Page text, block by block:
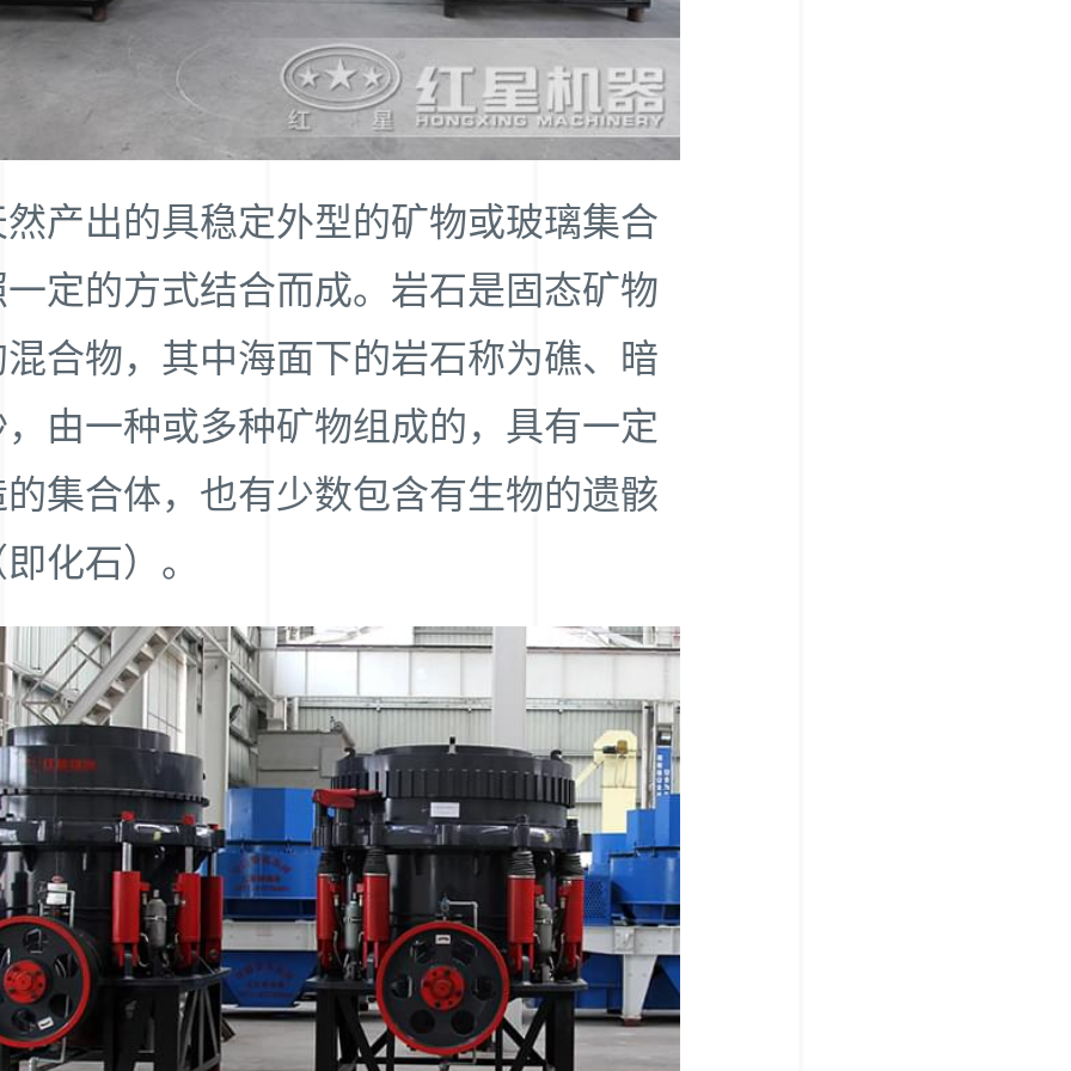
产出的具稳定外型的矿物或玻璃集合
定的方式结合而成。岩石是固态矿物
合物，其中海面下的岩石称为礁、暗
由一种或多种矿物组成的，具有一定
集合体，也有少数包含有生物的遗骸
化石）。